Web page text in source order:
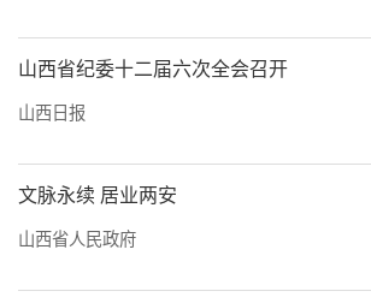
山西省纪委十二届六次全会召开
山西日报
文脉永续 居业两安
山西省人民政府